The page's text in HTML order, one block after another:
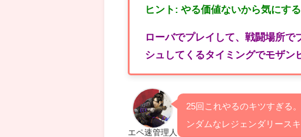
ヒント: やる価値ないから気にす
ローバでプレイして、戦闘場所で
シュしてくるタイミングでモザン
エペ速管理人
25回これやるのキツすぎる
ンダムなレジェンダリース